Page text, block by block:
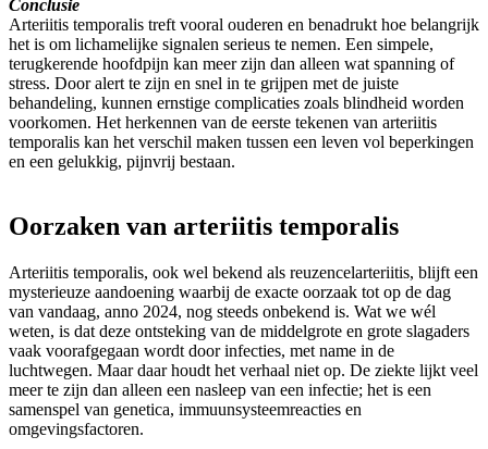
Conclusie
Arteriitis temporalis treft vooral ouderen en benadrukt hoe belangrijk
het is om lichamelijke signalen serieus te nemen. Een simpele,
terugkerende hoofdpijn kan meer zijn dan alleen wat spanning of
stress. Door alert te zijn en snel in te grijpen met de juiste
behandeling, kunnen ernstige complicaties zoals blindheid worden
voorkomen. Het herkennen van de eerste tekenen van arteriitis
temporalis kan het verschil maken tussen een leven vol beperkingen
en een gelukkig, pijnvrij bestaan.
Oorzaken van arteriitis temporalis
Arteriitis temporalis, ook wel bekend als reuzencelarteriitis, blijft een
mysterieuze aandoening waarbij de exacte oorzaak tot op de dag
van vandaag, anno 2024, nog steeds onbekend is. Wat we wél
weten, is dat deze ontsteking van de middelgrote en grote slagaders
vaak voorafgegaan wordt door infecties, met name in de
luchtwegen. Maar daar houdt het verhaal niet op. De ziekte lijkt veel
meer te zijn dan alleen een nasleep van een infectie; het is een
samenspel van genetica, immuunsysteemreacties en
omgevingsfactoren.